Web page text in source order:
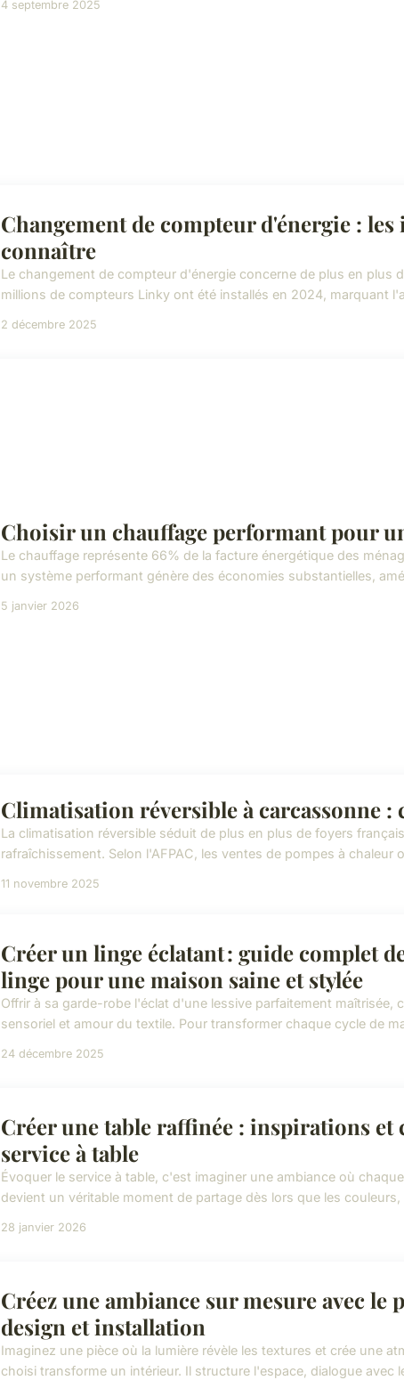
4 septembre 2025
Changement de compteur d'énergie :
connaître
Le changement de compteur d'énergie concerne de plus en plus
millions de compteurs Linky ont été installés en 2024, marquant
2 décembre 2025
Choisir un chauffage performant pour
Le chauffage représente 66% de la facture énergétique des
un système performant génère des économies substantielles,
5 janvier 2026
Climatisation réversible à carcassonne :
La climatisation réversible séduit de plus en plus de foyers
rafraîchissement. Selon l'AFPAC, les ventes de pompes à chaleur
11 novembre 2025
Créer un linge éclatant : guide complet
linge pour une maison saine et stylée
Offrir à sa garde-robe l'éclat d'une lessive parfaitement maîtrisée,
sensoriel et amour du textile. Pour transformer chaque cycle de
24 décembre 2025
Créer une table raffinée : inspirations
service à table
Évoquer le service à table, c'est imaginer une ambiance où
devient un véritable moment de partage dès lors que les couleurs,
28 janvier 2026
Créez une ambiance sur mesure avec le
design et installation
Imaginez une pièce où la lumière révèle les textures et crée une
choisi transforme un intérieur. Il structure l'espace, dialogue avec